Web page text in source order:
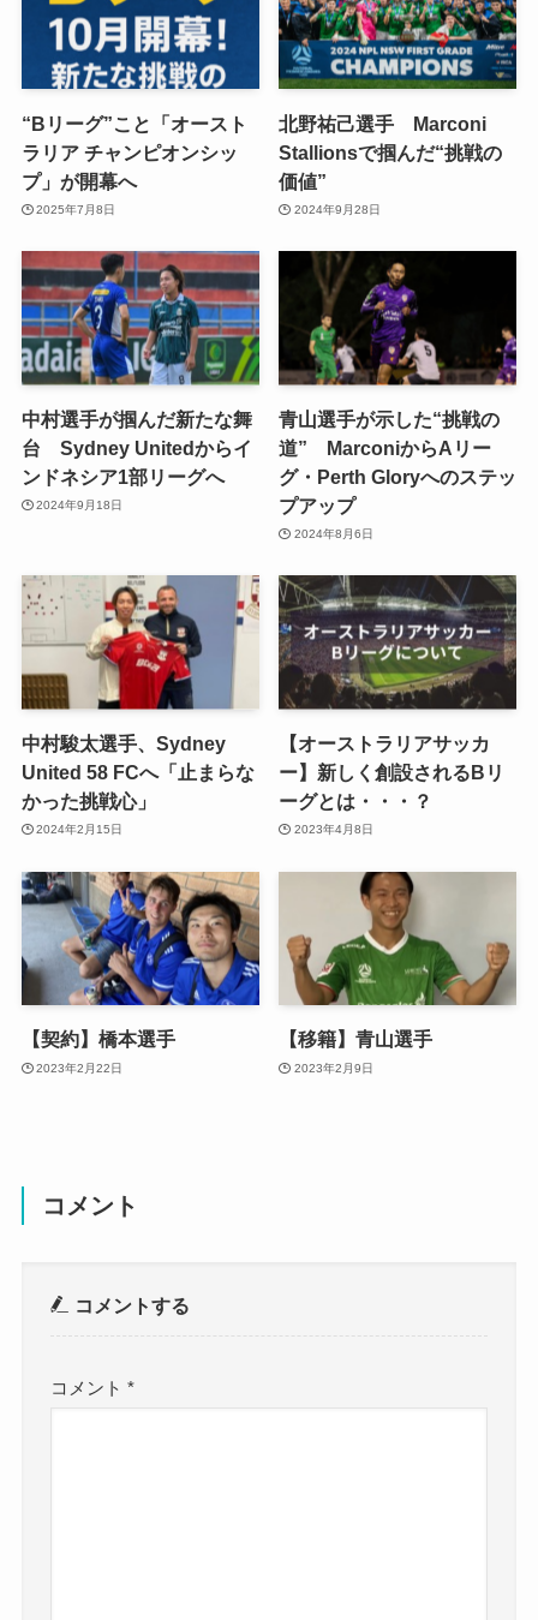
“Bリーグ”こと「オースト
ラリア チャンピオンシッ
プ」が開幕へ
2025年7月8日
北野祐己選手 Marconi
Stallionsで掴んだ“挑戦の
価値”
2024年9月28日
中村選手が掴んだ新たな舞
台 Sydney Unitedからイ
ンドネシア1部リーグへ
2024年9月18日
青山選手が示した“挑戦の
道” MarconiからAリー
グ・Perth Gloryへのステッ
プアップ
2024年8月6日
中村駿太選手、Sydney
United 58 FCへ「止まらな
かった挑戦心」
2024年2月15日
【オーストラリアサッカ
ー】新しく創設されるBリ
ーグとは・・・？
2023年4月8日
【契約】橋本選手
2023年2月22日
【移籍】青山選手
2023年2月9日
コメント
コメントする
コメント*